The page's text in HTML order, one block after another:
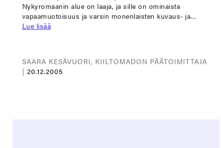
Nykyromaanin alue on laaja, ja sille on ominaista
vapaamuotoisuus ja varsin monenlaisten kuvaus- ja…
Lue lisää
SAARA KESÄVUORI, KIILTOMADON PÄÄTOIMITTAJA
| 20.12.2005